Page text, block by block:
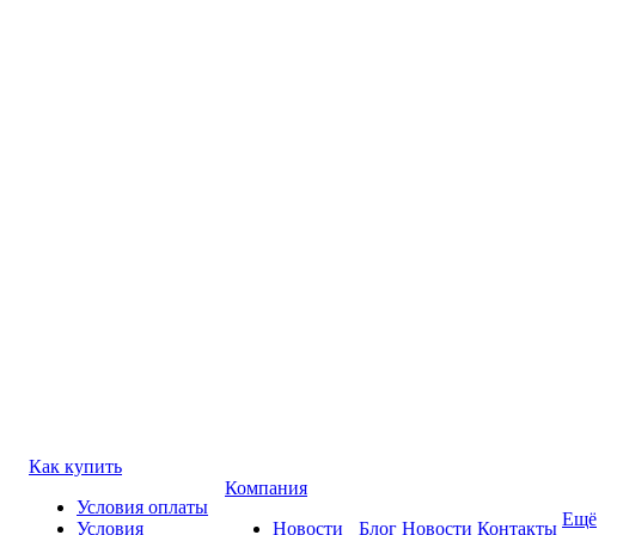
Как купить
Условия оплаты
Условия
Компания
Новости
Блог Новости Контакты Ещё